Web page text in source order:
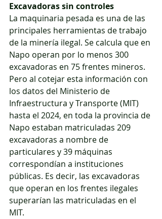
Excavadoras sin controles
La maquinaria pesada es una de las
principales herramientas de trabajo
de la minería ilegal. Se calcula que en
Napo operan por lo menos 300
excavadoras en 75 frentes mineros.
Pero al cotejar esta información con
los datos del Ministerio de
Infraestructura y Transporte (MIT)
hasta el 2024, en toda la provincia de
Napo estaban matriculadas 209
excavadoras a nombre de
particulares y 39 máquinas
correspondían a instituciones
públicas. Es decir, las excavadoras
que operan en los frentes ilegales
superarían las matriculadas en el
MIT.